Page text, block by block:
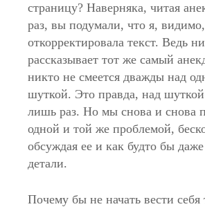
страницу? Наверняка, читая
раз, вы подумали, что я,
откорректировала текст. Ведь
рассказывает тот же самый
никто не смеется дважды над
шуткой. Это правда, над
лишь раз. Но мы снова и снова
одной и той же проблемой,
обсуждая ее и как будто бы
детали.
Почему бы не начать вести себя